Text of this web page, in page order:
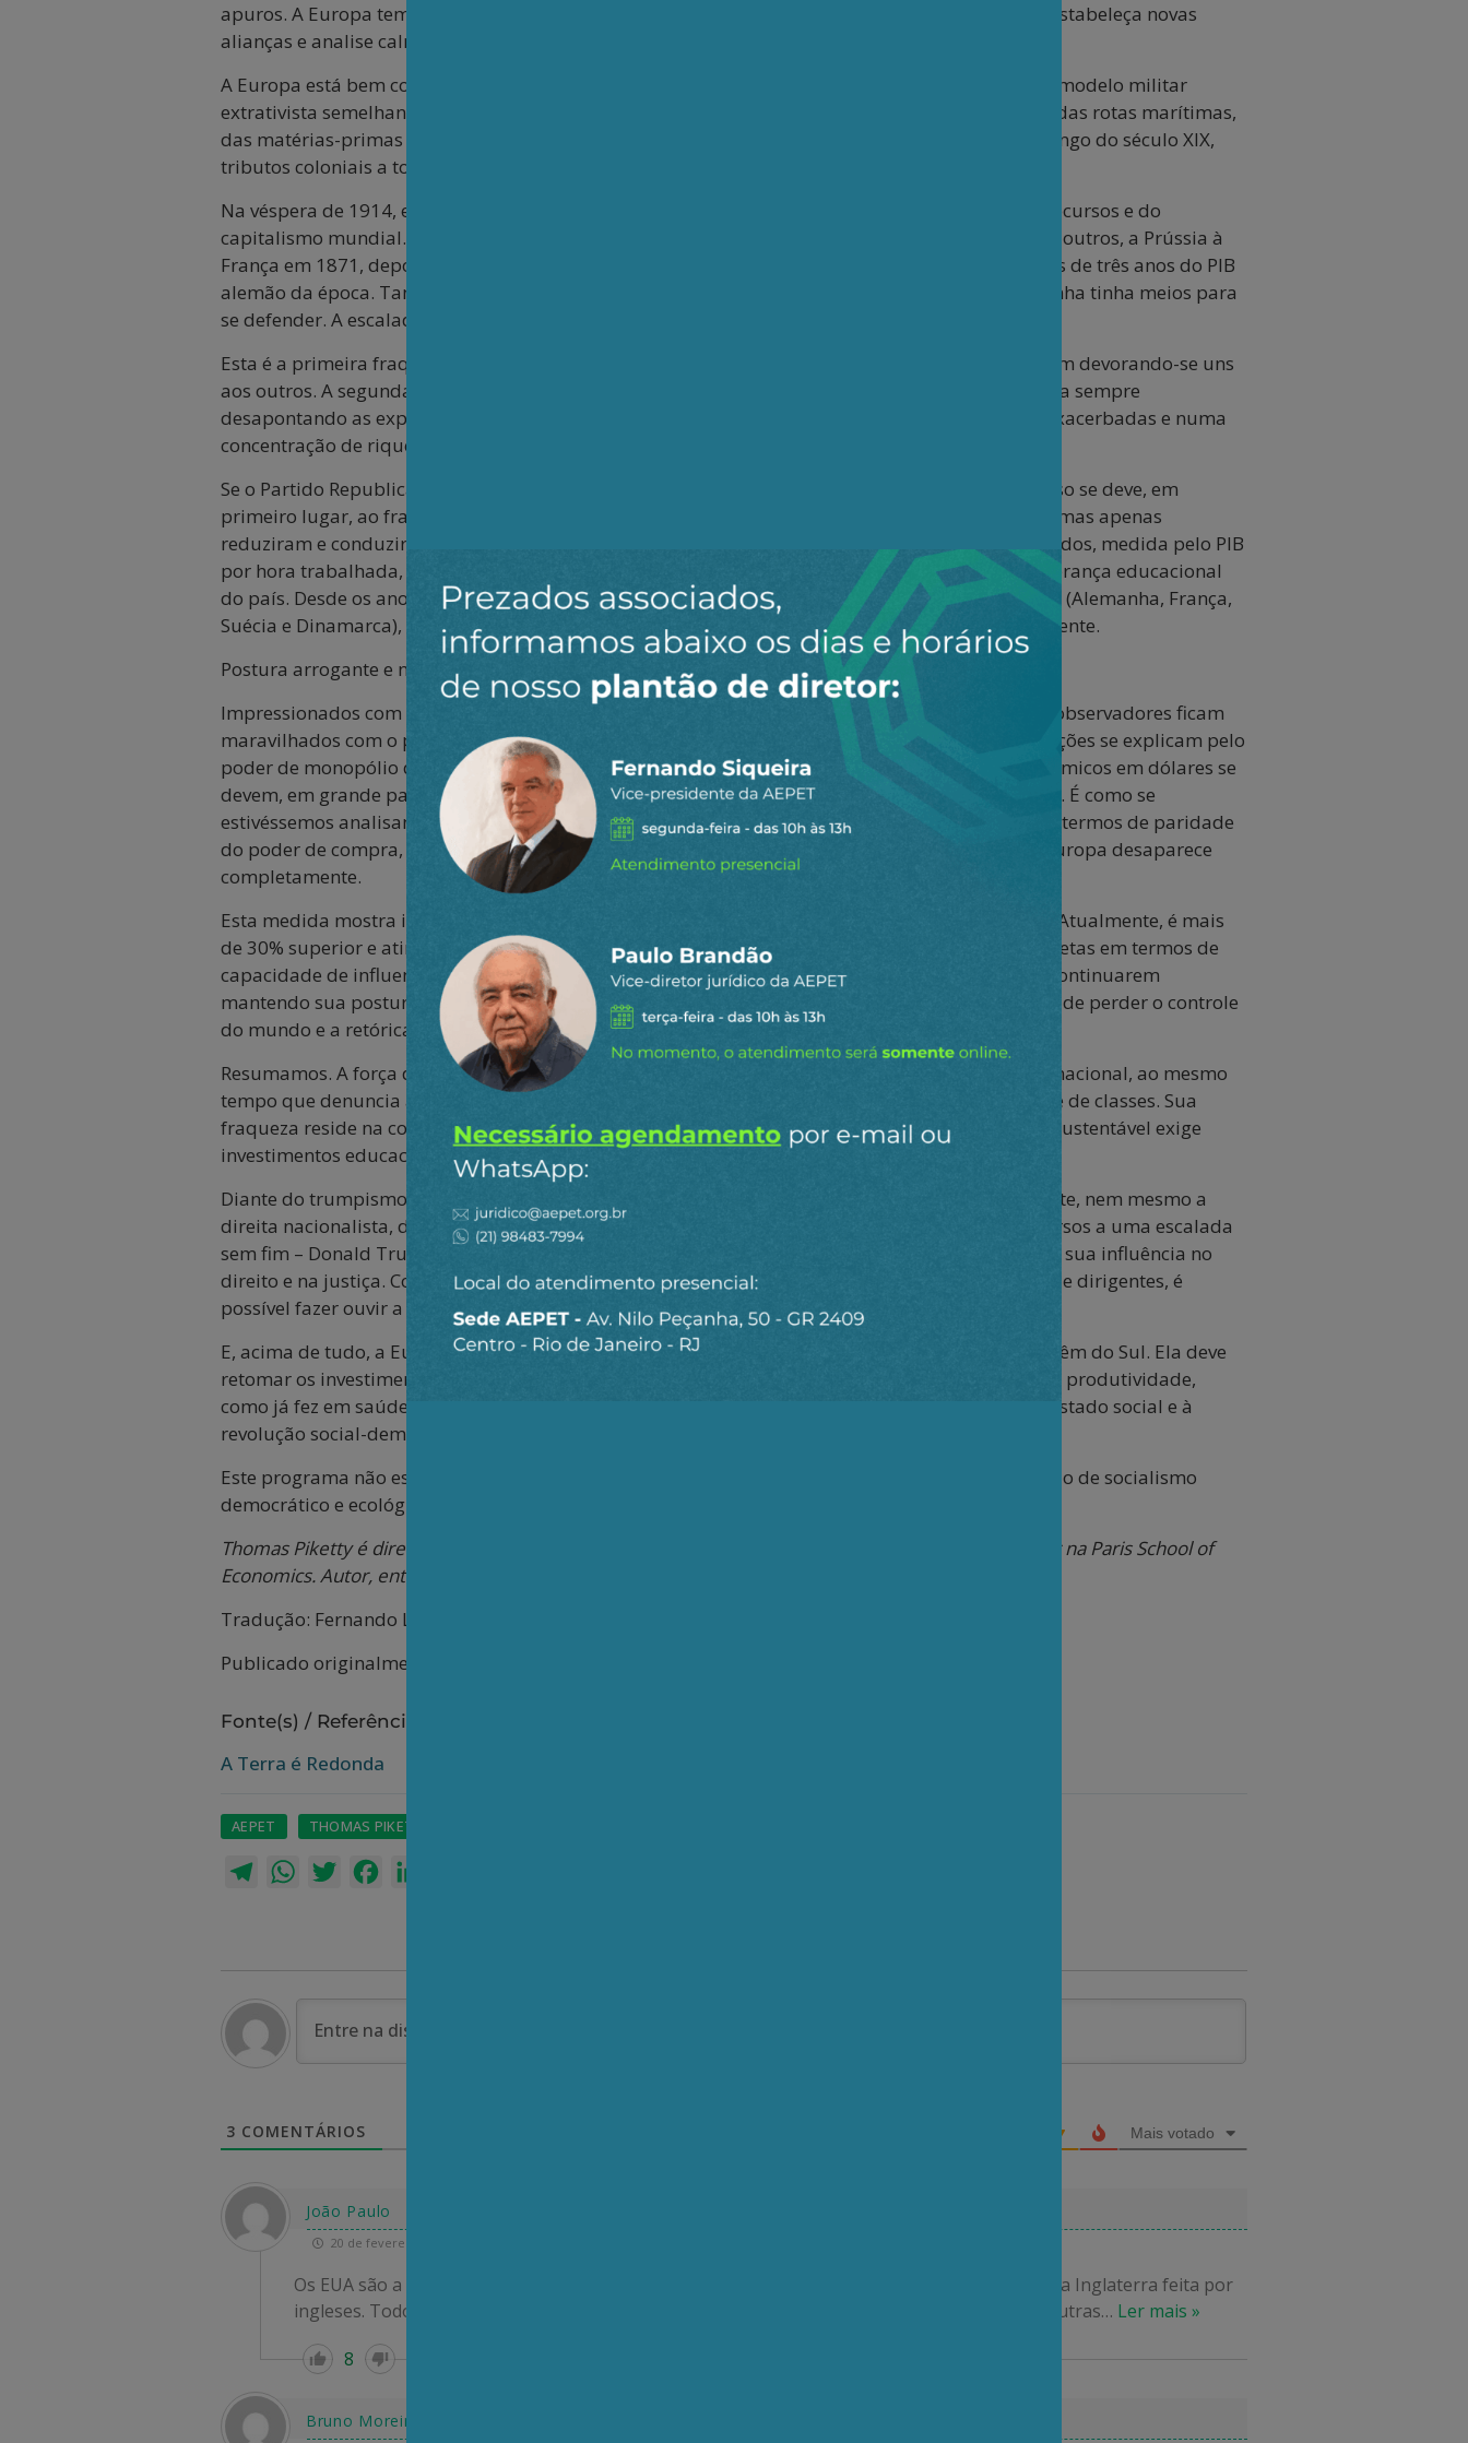
apuros. A Europa tem os meios para enfrentá-lo, desde que recupere a confiança em si mesma, estabeleça novas
alianças e analise calmamente as vantagens e os limites desta matriz ideológica.
A Europa está bem colocada para isso: durante muito tempo, baseou seu desenvolvimento num modelo militar
extrativista semelhante, para o bem e para o mal. Depois de terem tomado pela força o controle das rotas marítimas,
das matérias-primas e dos mercados têxteis mundiais, as potências europeias impuseram, ao longo do século XIX,
tributos coloniais a todos os países recalcitrantes, do Haiti à China, passando pelo Marrocos.
Na véspera de 1914, elas estavam empenhadas numa luta feroz pelo controle de territórios, de recursos e do
capitalismo mundial. Chegaram até mesmo a impor tributos cada vez mais exorbitantes uns aos outros, a Prússia à
França em 1871, depois a França à Alemanha em 1919: 132 bilhões de marcos ouro, ou seja, mais de três anos do PIB
alemão da época. Tanto como o tributo imposto ao Haiti em 1825, salvo que, desta vez, a Alemanha tinha meios para
se defender. A escalada sem fim levou ao colapso do sistema e do orgulho europeu.
Esta é a primeira fraqueza do nacional capitalismo: quando os poderes estão inflamados, acabam devorando-se uns
aos outros. A segunda é que o sonho de prosperidade prometido pelo nacional capitalismo acaba sempre
desapontando as expectativas populares, pois, na verdade, ele repousa em hierarquias sociais exacerbadas e numa
concentração de riquezas cada vez maior.
Se o Partido Republicano tornou-se tão nacionalista e virulento em relação ao mundo exterior, isso se deve, em
primeiro lugar, ao fracasso das políticas reaganianas, que deveriam impulsionar o crescimento, mas apenas
reduziram e conduziram-no à estagnação da renda da maioria. A produtividade nos Estados Unidos, medida pelo PIB
por hora trabalhada, era duas vezes superior à da Europa em meados do século XX, graças à liderança educacional
do país. Desde os anos 1990, ela está no mesmo nível que a dos países europeus mais avançados (Alemanha, França,
Suécia e Dinamarca), com diferenças tão pequenas que não podem ser distinguidas estatisticamente.
Postura arrogante e neocolonial
Impressionados com as capitalizações das bolsas e os montantes em bilhões de dólares, alguns observadores ficam
maravilhados com o poder econômico dos Estados Unidos. Esquecem-se de que essas capitalizações se explicam pelo
poder de monopólio de alguns grandes grupos e, mais geralmente, de que os montantes astronômicos em dólares se
devem, em grande parte, aos preços muito elevados impostos aos consumidores estadunidenses. É como se
estivéssemos analisando a evolução dos salários sem considerar a inflação. Se raciocinarmos em termos de paridade
do poder de compra, a realidade é muito diferente: a diferença de produtividade em relação à Europa desaparece
completamente.
Esta medida mostra igualmente que o PIB da China ultrapassou o dos Estados Unidos em 2016. Atualmente, é mais
de 30% superior e atingirá o dobro do PIB dos EUA em 2035. Isto tem consequências muito concretas em termos de
capacidade de influenciar e financiar investimentos no Sul, especialmente se os Estados Unidos continuarem
mantendo sua postura arrogante e neocolonial. A verdade é que os Estados Unidos estão à beira de perder o controle
do mundo e a retórica trumpista nada mudará.
Resumamos. A força do nacional capitalismo está em exaltar a vontade de poder e a identidade nacional, ao mesmo
tempo que denuncia as ilusões dos discursos ingênuos sobre a harmonia universal e a igualdade de classes. Sua
fraqueza reside na confrontação entre as potências, e em desconsiderar que uma prosperidade sustentável exige
investimentos educacionais, sociais e ambientais que beneficiem todos.
Diante do trumpismo, a Europa deve, antes de tudo, manter-se ela mesma. Ninguém no continente, nem mesmo a
direita nacionalista, deseja voltar às posturas militares do passado. Em vez de dedicar seus recursos a uma escalada
sem fim – Donald Trump agora exige orçamentos militares de 5% do PIB –, a Europa deve basear sua influência no
direito e na justiça. Com sanções financeiras específicas, realmente aplicadas a alguns milhares de dirigentes, é
possível fazer ouvir a nossa voz de forma mais eficaz do que empilhando tanques em barracões.
E, acima de tudo, a Europa deve ouvir as demandas de justiça econômica, fiscal e climática que vêm do Sul. Ela deve
retomar os investimentos sociais e ultrapassar definitivamente os Estados Unidos em formação e produtividade,
como já fez em saúde e expectativa de vida. Depois de 1945, a Europa reconstruiu-se graças ao Estado social e à
revolução social-democrata.
Este programa não está concluído: ao contrário, deve ser considerado como o início de um modelo de socialismo
democrático e ecológico que deve ser pensado agora em escala mundial.
Thomas Piketty é diretor de pesquisas na École des Hautes Études en Sciences Sociales e professor na Paris School of
Economics. Autor, entre outros livros, de O capital no século XX
Tradução: Fernando Lima das Neves.
Publicado originalmente no jornal Le Monde.
Fonte(s) / Referência(s):
A Terra é Redonda
AEPET THOMAS PIKETTY
TelegramWhatsAppTwitterFacebook
3 COMENTÁRIOS Mais votado
João Paulo
20 de fevereiro de 2025 08:37
Os EUA são a Grande Europa Colonialista e predatória em seu estado puro. São a Grande Nova Inglaterra feita por
ingleses. Todo o seu desenvolvimento e acúmulo de riquezas foi calçado pela exploração de outras… Ler mais »
8
Bruno Moreira Silva